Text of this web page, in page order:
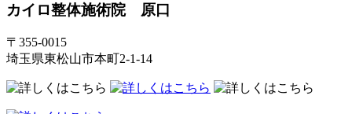
カイロ整体施術院 原口
〒355-0015
埼玉県東松山市本町2-1-14